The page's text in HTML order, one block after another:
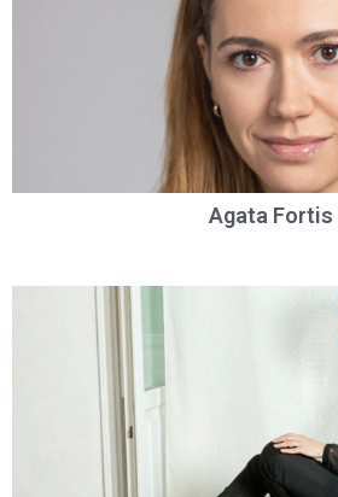
Agata Fortis